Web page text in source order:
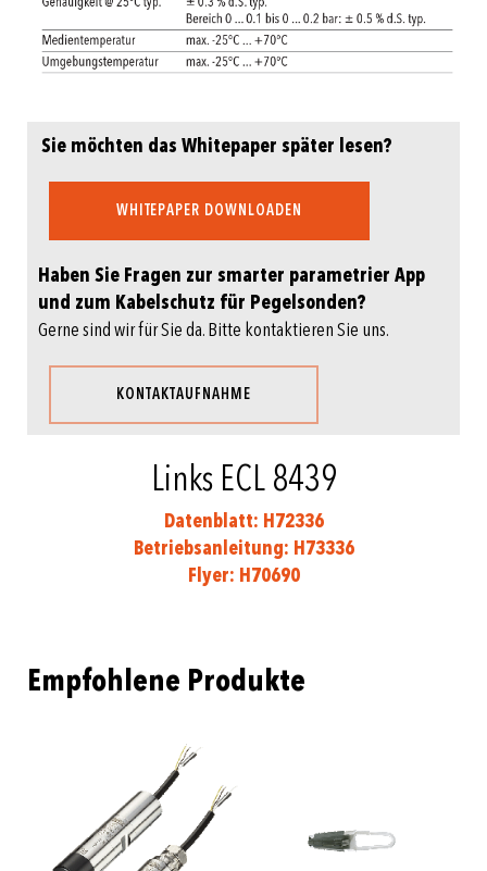
Sie möchten das Whitepaper später lesen?
WHITEPAPER DOWNLOADEN
Haben Sie Fragen zur smarter parametrier App
und zum Kabelschutz für Pegelsonden?
Gerne sind wir für Sie da. Bitte kontaktieren Sie uns.
KONTAKTAUFNAHME
Links ECL 8439
Datenblatt: H72336
Betriebsanleitung: H73336
Flyer: H70690
Empfohlene Produkte